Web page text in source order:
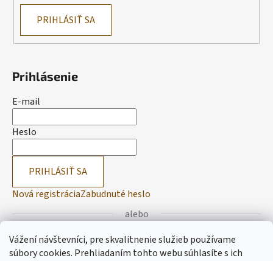
Vážení návštevníci, pre skvalitnenie služieb používame
súbory cookies. Prehliadaním tohto webu súhlasíte s ich
PRIHLÁSIŤ SA
Prihlásenie
E-mail
Heslo
PRIHLÁSIŤ SA
Nová registráciaZabudnuté heslo
alebo
Prihlásiť sa cez Facebook